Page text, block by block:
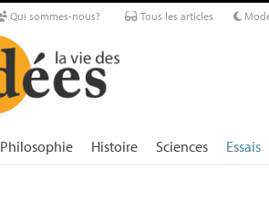
Qui sommes-nous? Tous les articles
Philosophie Histoire Sciences Essais